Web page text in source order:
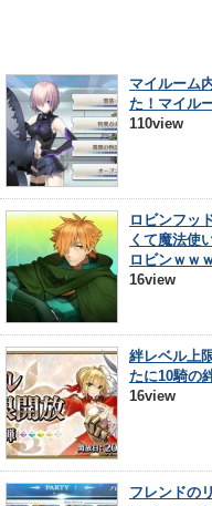
マイルーム
た！マイル
110view
ロビンフッ
くて魔法使
ロビンｗｗ
16view
絆レベル上
たに10騎の
16view
フレンドの